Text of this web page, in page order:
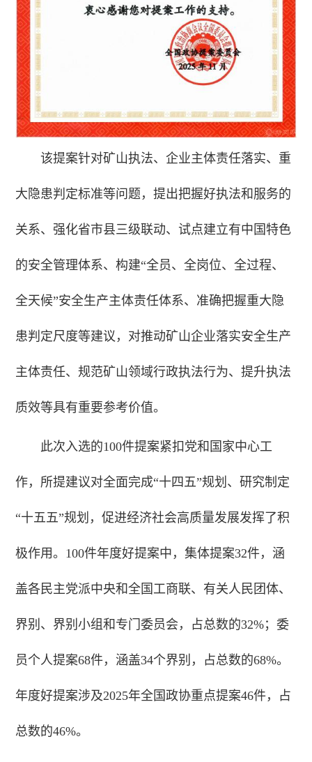
该提案针对矿山执法、企业主体责任落实、重
大隐患判定标准等问题，提出把握好执法和服务的
关系、强化省市县三级联动、试点建立有中国特色
的安全管理体系、构建“全员、全岗位、全过程、
全天候”安全生产主体责任体系、准确把握重大隐
患判定尺度等建议，对推动矿山企业落实安全生产
主体责任、规范矿山领域行政执法行为、提升执法
质效等具有重要参考价值。
此次入选的100件提案紧扣党和国家中心工
作，所提建议对全面完成“十四五”规划、研究制定
“十五五”规划，促进经济社会高质量发展发挥了积
极作用。100件年度好提案中，集体提案32件，涵
盖各民主党派中央和全国工商联、有关人民团体、
界别、界别小组和专门委员会，占总数的32%；委
员个人提案68件，涵盖34个界别，占总数的68%。
年度好提案涉及2025年全国政协重点提案46件，占
总数的46%。